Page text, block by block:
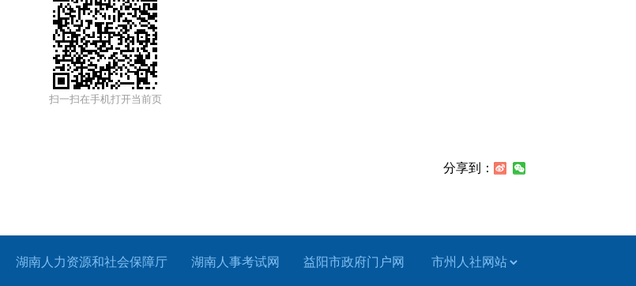
扫一扫在手机打开当前页
分享到：
湖南人力资源和社会保障厅 湖南人事考试网 益阳市政府门户网